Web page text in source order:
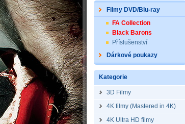
Filmy DVD/Blu-ray
FA Collection
Black Barons
Příslušenství
Dárkové poukazy
Kategorie
3D Filmy
4K filmy (Mastered in 4K)
4K Ultra HD filmy